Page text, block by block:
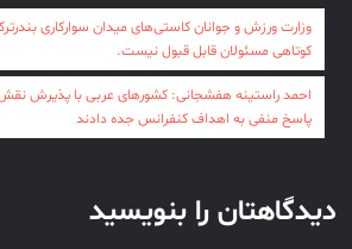
راهبری
نوشته
وزارت ورزش و جوانان کاستی‌های میدان سوارکاری
کوتاهی مسئولان قابل قبول نیست.
احمد راستینه هفشجانی: کشورهای عربی با پذیرش نقش
پاسخ منفی به اهداف کنفرانس جده دادند
دیدگاهتان را بنویسید